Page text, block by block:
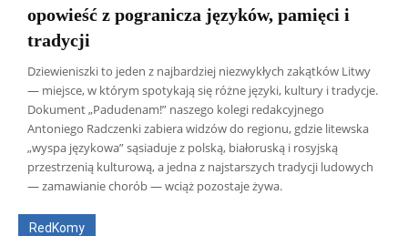
opowieść z pogranicza języków, pamięci i
tradycji
Dziewieniszki to jeden z najbardziej niezwykłych zakątków Litwy
— miejsce, w którym spotykają się różne języki, kultury i tradycje.
Dokument „Padudenam!” naszego kolegi redakcyjnego
Antoniego Radczenki zabiera widzów do regionu, gdzie litewska
„wyspa językowa” sąsiaduje z polską, białoruską i rosyjską
przestrzenią kulturową, a jedna z najstarszych tradycji ludowych
— zamawianie chorób — wciąż pozostaje żywa.
RedKomy
Wszyscy Aleksander Borowik
Antoni Radczenko
Artur Płokszto
Grzegorz Górny
ks. Jarosław Wąsowicz SDB